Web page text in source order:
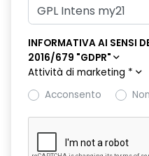
INFORMATIVA AI SENSI
2016/679 "GDPR"
Attività di marketing *
Acconsento